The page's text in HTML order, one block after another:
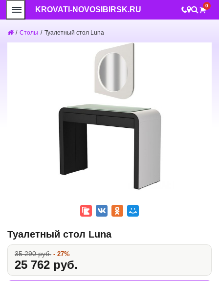
KROVATI-NOVOSIBIRSK.RU 0
/ Столы / Туалетный стол Luna
Туалетный стол Luna
35 290 руб. - 27%
25 762 руб.